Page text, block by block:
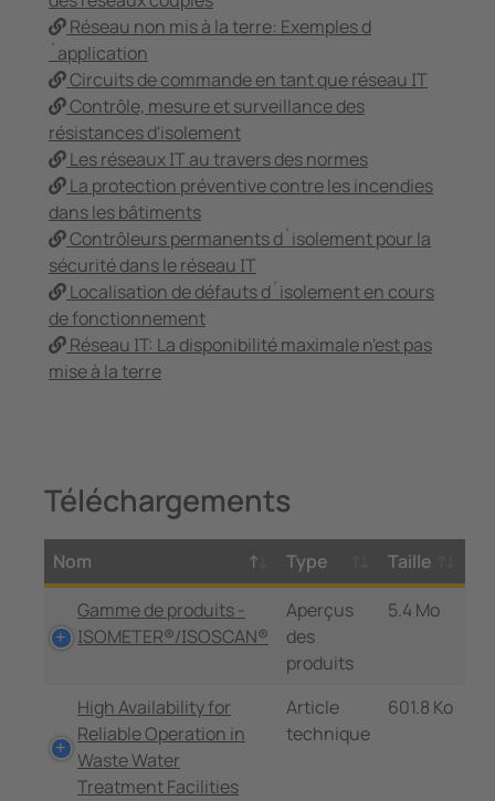
Réseau non mis à la terre: Exemples d
´application
Circuits de commande en tant que réseau IT
Contrôle, mesure et surveillance des
résistances d'isolement
Les réseaux IT au travers des normes
La protection préventive contre les incendies
dans les bâtiments
Contrôleurs permanents d´isolement pour la
sécurité dans le réseau IT
Localisation de défauts d´isolement en cours
de fonctionnement
Réseau IT: La disponibilité maximale n'est pas
mise à la terre
Téléchargements
Nom Type
Taille
Gamme de produits -
ISOMETER®/ISOSCAN®
Aperçus
des
produits
5.4 Mo
High Availability for
Reliable Operation in
Waste Water
Treatment Facilities
Article
technique
601.8 Ko